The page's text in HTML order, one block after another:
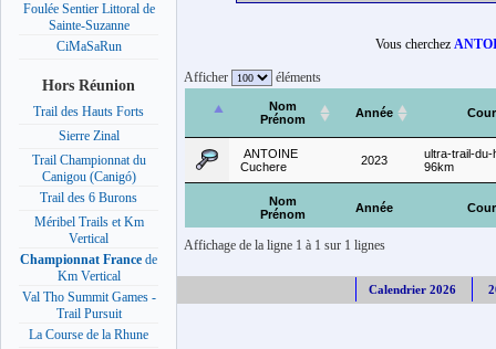
Foulée Sentier Littoral de
Sainte-Suzanne
CiMaSaRun
Hors Réunion
Trail des Hauts Forts
Sierre Zinal
Trail Championnat du
Canigou (Canigó)
Trail des 6 Burons
Méribel Trails et Km
Vertical
Championnat France de
Km Vertical
Val Tho Summit Games -
Trail Pursuit
La Course de la Rhune
Vous cherchez
Afficher éléments
Nom
Prénom
Année
Nom
Prénom
Année
ANTOINE
Cuchere
2023
ultra-trail-du-
96km
Affichage de la ligne 1 à 1 sur 1 lignes
Calendrier 2026